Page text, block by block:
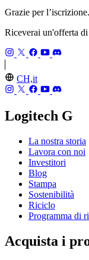
Grazie per l’iscrizione.
Riceverai un'offerta
CH,it
Logitech G
La nostra storia
Lavora con noi
Investitori
Blog
Stampa
Sostenibilità
Riciclo
Programma di
Acquista i